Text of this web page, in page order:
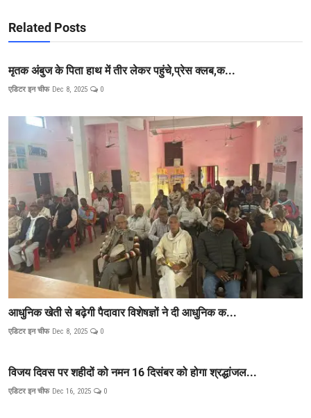
Related Posts
मृतक अंबुज के पिता हाथ में तीर लेकर पहुंचे,प्रेस क्लब,क...
एडिटर इन चीफ Dec 8, 2025 0
आधुनिक खेती से बढ़ेगी पैदावार विशेषज्ञों ने दी आधुनिक क...
एडिटर इन चीफ Dec 8, 2025 0
विजय दिवस पर शहीदों को नमन 16 दिसंबर को होगा श्रद्धांजल...
एडिटर इन चीफ Dec 16, 2025 0